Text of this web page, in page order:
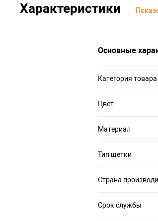
Характеристики
Основные
Категория товара
Цвет
Материал
Тип щетки
Страна
Срок службы